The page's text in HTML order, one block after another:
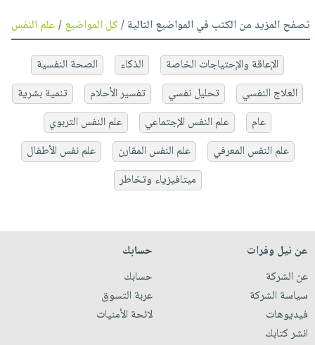
تصفح المزيد من الكتب في المواضيع التالية /كل المواضيع/علم النفس
الإعاقة والإحتياجات الخاصة الذكاء
الصحة النفسية
العلاج النفسي
تحليل نفسي تفسير الأحلام
تنمية بشرية
عام
علم النفس الإجتماعي
علم النفس التربوي
علم النفس المعرفي
علم النفس المقارن
علم نفس الأطفال
ميتافيزياء وتخاطر
عن نيل وفرات
عن الشركة
سياسة الشركة
فيديوهات
انشر كتابك
حسابك
حسابك
عربة التسوق
لائحة الأمنيات